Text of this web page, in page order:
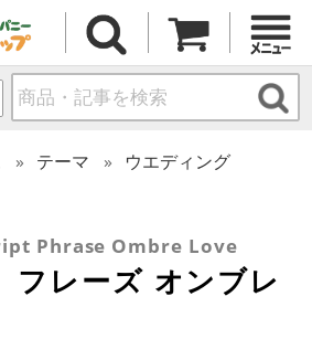
テーマ
ウエディング
Phrase Ombre Love
フレーズ オンブレ